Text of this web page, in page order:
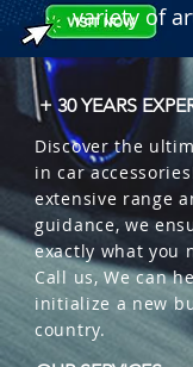
(aprox. por
� Fragancias Surtidas: Incluye Fresa
(Strawberry),
(Breeze),
Tropicales
Chicle (Bubble
(Cherry).
� Beneficio: Excelente opci�n
econ�mica de
con f�cil elecci�n
consumidor.
� Presentaci�n:
variety of
+ 30 YEARS
Discover the
in car
extensive range
guidance, we
exactly what you
Call us, We can
initialize a new
country.